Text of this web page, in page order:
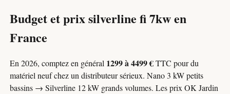
Budget et prix silverline fi 7kw en
France
En 2026, comptez en général 1299 à 4499 €TTC pour du
matériel neuf chez un distributeur sérieux. Nano 3 kW petits
bassins → Silverline 12 kW grands volumes. Les prix OK Jardin